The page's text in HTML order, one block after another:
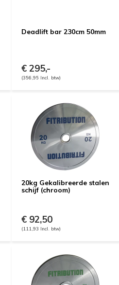
Deadlift bar 230cm 50mm
€ 295,-
(356,95 Incl. btw)
20kg Gekalibreerde stalen
schijf (chroom)
€ 92,50
(111,93 Incl. btw)